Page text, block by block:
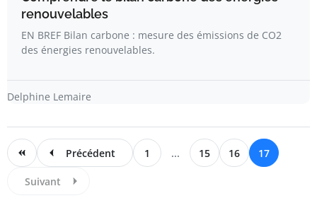
renouvelables
EN BREF Bilan carbone : mesure des émissions de CO2
des énergies renouvelables.
Delphine Lemaire
Précédent 1 ... 15 16 17
Suivant